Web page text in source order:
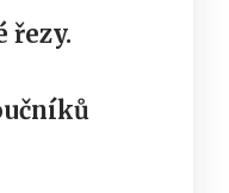
řezy.